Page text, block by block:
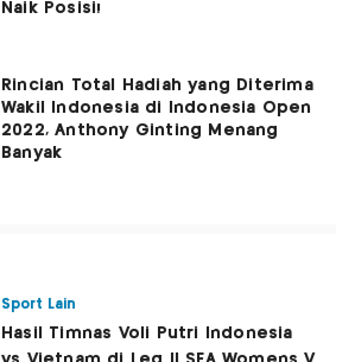
Naik Posisi!
Rincian Total Hadiah yang Diterima
Wakil Indonesia di Indonesia Open
2022, Anthony Ginting Menang
Banyak
Sport Lain
Hasil Timnas Voli Putri Indonesia